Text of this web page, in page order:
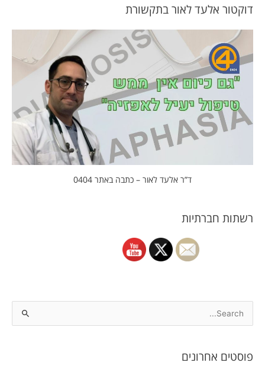
דוקטור אלעד לאור בתקשורת
ד”ר אלעד לאור – כתבה באתר 0404
רשתות חברתיות
rפוסטים אחרונים